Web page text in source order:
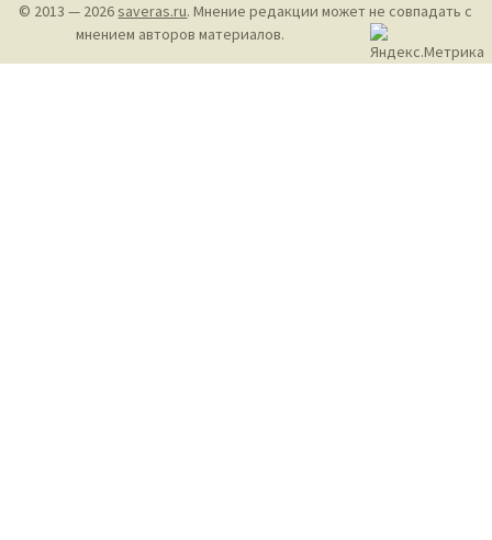
© 2013 — 2026saveras.ru. Мнение редакции может не совпадать с
мнением авторов материалов.